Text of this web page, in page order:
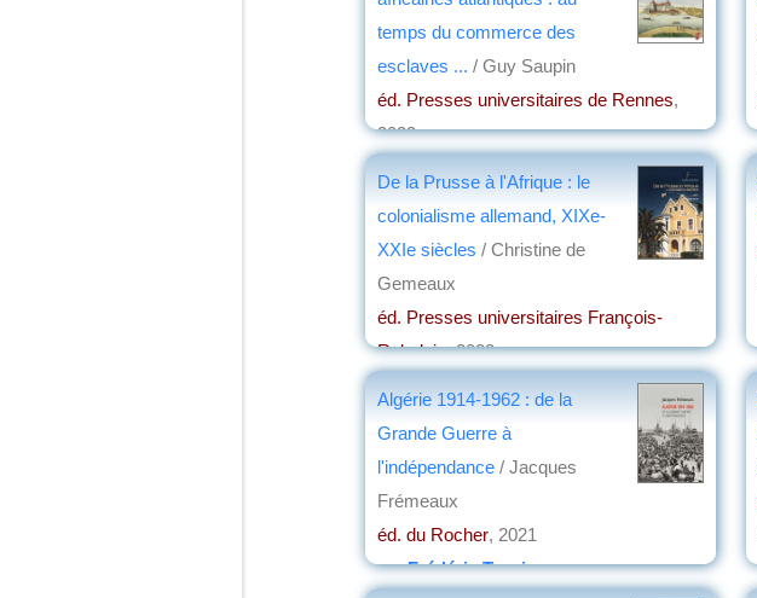
temps du commerce des
esclaves ... / Guy Saupin
éd. Presses universitaires de Rennes,
2023
De la Prusse à l'Afrique : le
colonialisme allemand, XIXe-
XXIe siècles / Christine de
Gemeaux
éd. Presses universitaires François-
Rabelais, 2022
Algérie 1914-1962 : de la
Grande Guerre à
l'indépendance / Jacques
Frémeaux
éd. du Rocher, 2021
parFrédéric Turpin